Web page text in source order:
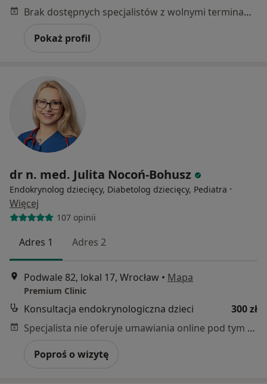
Brak dostępnych specjalistów z wolnymi terminami w tym centrum medycznym.
Pokaż profil
dr n. med. Julita Nocoń-Bohusz
Endokrynolog dziecięcy, Diabetolog dziecięcy, Pediatra ·
Więcej
107 opinii
Adres 1 Adres 2
Podwale 82, lokal 17, Wrocław • Mapa
Premium Clinic
Konsultacja endokrynologiczna dzieci
300 zł
Specjalista nie oferuje umawiania online pod tym adresem.
Poproś o wizytę